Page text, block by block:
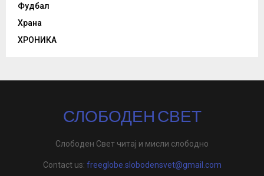
Фудбал
Храна
ХРОНИКА
СЛОБОДЕН СВЕТ
Слободен Свет читај и мисли слободно
Contact us: freeglobe.slobodensvet@gmail.com